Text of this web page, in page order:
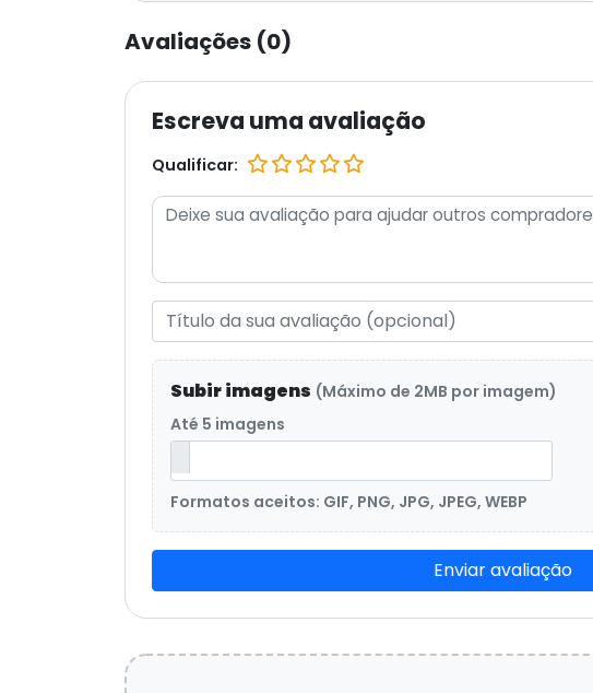
Avaliações (0)
Escreva uma avaliação
Qualificar:
Subir imagens (Máximo de 2MB por imagem)
Até 5 imagens
Formatos aceitos: GIF, PNG, JPG, JPEG, WEBP
Enviar avaliação